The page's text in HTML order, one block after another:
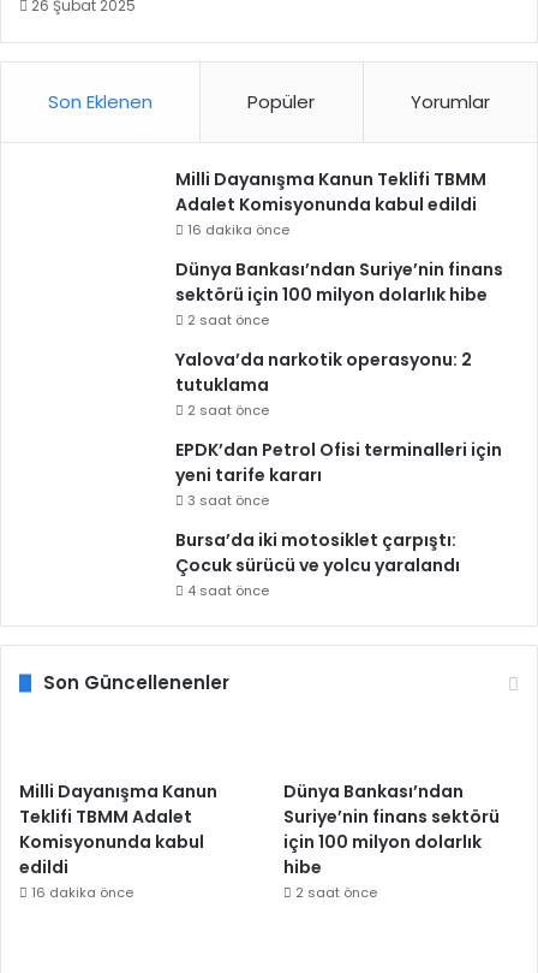
26 Şubat 2025
Son Eklenen Popüler Yorumlar
Milli Dayanışma Kanun Teklifi TBMM
Adalet Komisyonunda kabul edildi
16 dakika önce
Dünya Bankası’ndan Suriye’nin finans
sektörü için 100 milyon dolarlık hibe
2 saat önce
Yalova’da narkotik operasyonu: 2
tutuklama
2 saat önce
EPDK’dan Petrol Ofisi terminalleri için
yeni tarife kararı
3 saat önce
Bursa’da iki motosiklet çarpıştı:
Çocuk sürücü ve yolcu yaralandı
4 saat önce
Son Güncellenenler
Milli Dayanışma Kanun
Teklifi TBMM Adalet
Komisyonunda kabul
edildi
16 dakika önce
Dünya Bankası’ndan
Suriye’nin finans sektörü
için 100 milyon dolarlık
hibe
2 saat önce